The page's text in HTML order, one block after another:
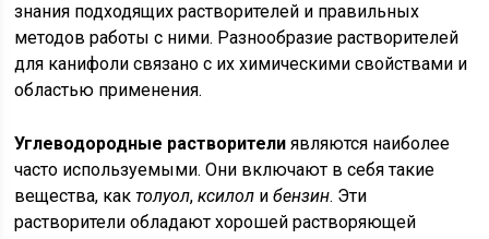
знания подходящих растворителей и правильных
методов работы с ними. Разнообразие растворителей
для канифоли связано с их химическими свойствами и
областью применения.
Углеводородные растворители являются наиболее
часто используемыми. Они включают в себя такие
вещества, кактолуол,ксилол ибензин. Эти
растворители обладают хорошей растворяющей